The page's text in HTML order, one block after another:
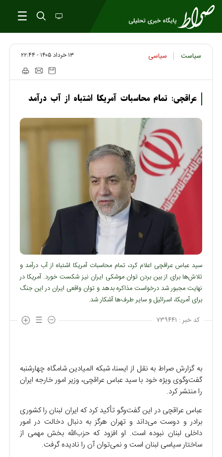
سیاست سیاسی ۱۳ خرداد ۱۴۰۵ - ۲۲:۴۴
عراقچی: تمام محاسبات آمریکا اشتباه از آب درآمد
سید عباس عراقچی اعلام کرد، تمام محاسبات آمریکا اشتباه از آب درآمد و
تلاش‌ها برای از بین بردن توان موشکی ایران نیز شکست خورد. آمریکا در
نهایت مجبور شد درخواست مذاکره بدهد و توان واقعی ایران در این جنگ
برای آمریکا، اسرائیل و سایر طرف‌ها آشکار شد.
کد خبر : ۷۳۹۴۴۱
به گزارش صراط به نقل از ایسنا، شبکه المیادین شامگاه چهارشنبه
گفت‌وگوی ویژه خود با سید عباس عراقچی، وزیر امور خارجه ایران
را منتشر کرد.
عباس عراقچی در این گفت‌و‌گو تأکید کرد که ایران لبنان را کشوری
برادر و دوست می‌داند و تهران هرگز به دنبال دخالت در امور
داخلی لبنان نبوده است. او افزود که حزب‌الله بخش مهمی از
ساختار سیاسی لبنان است و نمی‌توان آن را نادیده گرفت.